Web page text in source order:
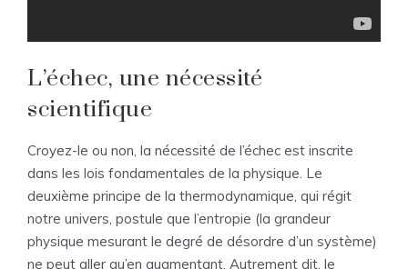
L’échec, une nécessité
scientifique
Croyez-le ou non, la nécessité de l’échec est inscrite
dans les lois fondamentales de la physique. Le
deuxième principe de la thermodynamique, qui régit
notre univers, postule que l’entropie (la grandeur
physique mesurant le degré de désordre d’un système)
ne peut aller qu’en augmentant. Autrement dit, le